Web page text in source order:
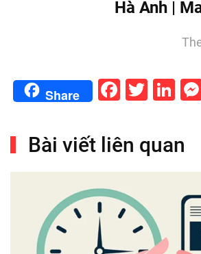
Hà Anh |
Share
Bài viết liên quan